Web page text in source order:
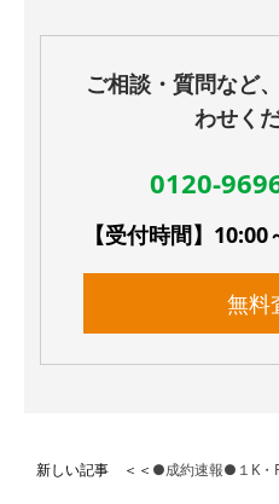
ご相談・質問など
わせく
0120-
【受付時間】10:00
無料
新しい記事 ＜＜ ●成約速報●１K・